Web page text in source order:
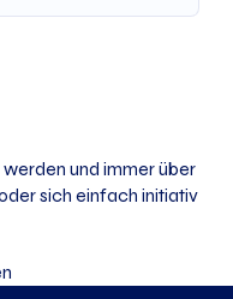
und immer über
sich einfach initiativ